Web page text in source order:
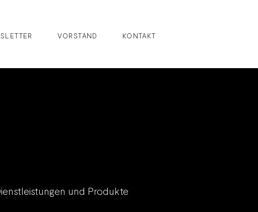
VORSTAND KONTAKT
und Produkte